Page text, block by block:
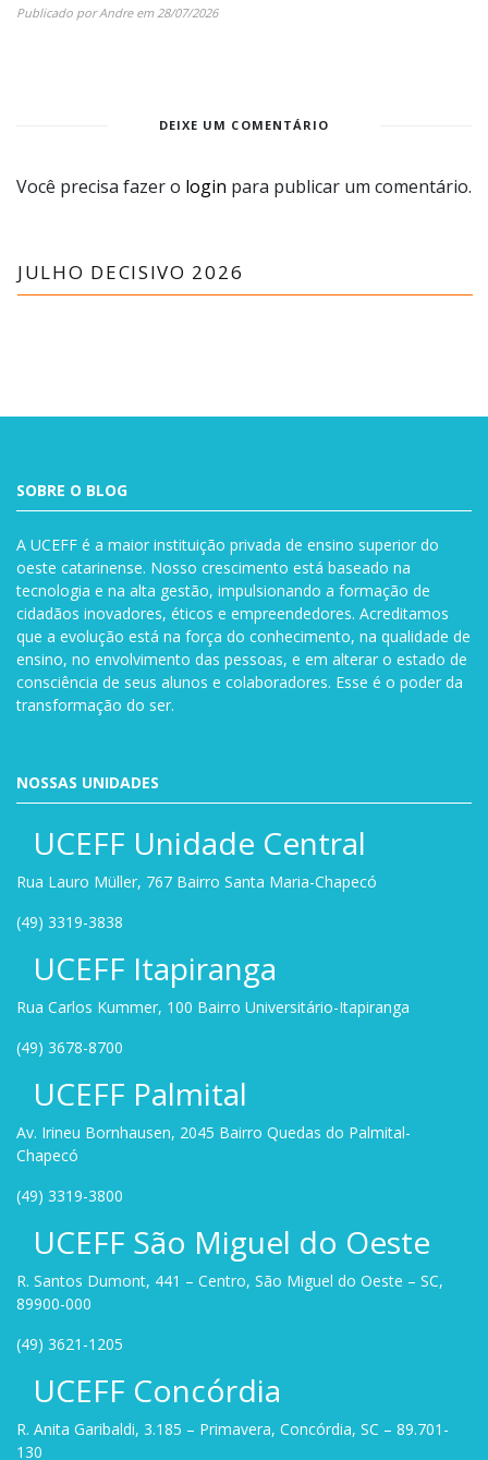
Publicado porAndreem28/07/2026
DEIXE UM COMENTÁRIO
Você precisa fazer o login para publicar um comentário.
JULHO DECISIVO 2026
SOBRE O BLOG
A UCEFF é a maior instituição privada de ensino superior do
oeste catarinense. Nosso crescimento está baseado na
tecnologia e na alta gestão, impulsionando a formação de
cidadãos inovadores, éticos e empreendedores. Acreditamos
que a evolução está na força do conhecimento, na qualidade de
ensino, no envolvimento das pessoas, e em alterar o estado de
consciência de seus alunos e colaboradores. Esse é o poder da
transformação do ser.
NOSSAS UNIDADES
UCEFF Unidade Central
Rua Lauro Müller, 767 Bairro Santa Maria-Chapecó
(49) 3319-3838
UCEFF Itapiranga
Rua Carlos Kummer, 100 Bairro Universitário-Itapiranga
(49) 3678-8700
UCEFF Palmital
Av. Irineu Bornhausen, 2045 Bairro Quedas do Palmital-
Chapecó
(49) 3319-3800
UCEFF São Miguel do Oeste
R. Santos Dumont, 441 – Centro, São Miguel do Oeste – SC,
89900-000
(49) 3621-1205
UCEFF Concórdia
R. Anita Garibaldi, 3.185 – Primavera, Concórdia, SC – 89.701-
130